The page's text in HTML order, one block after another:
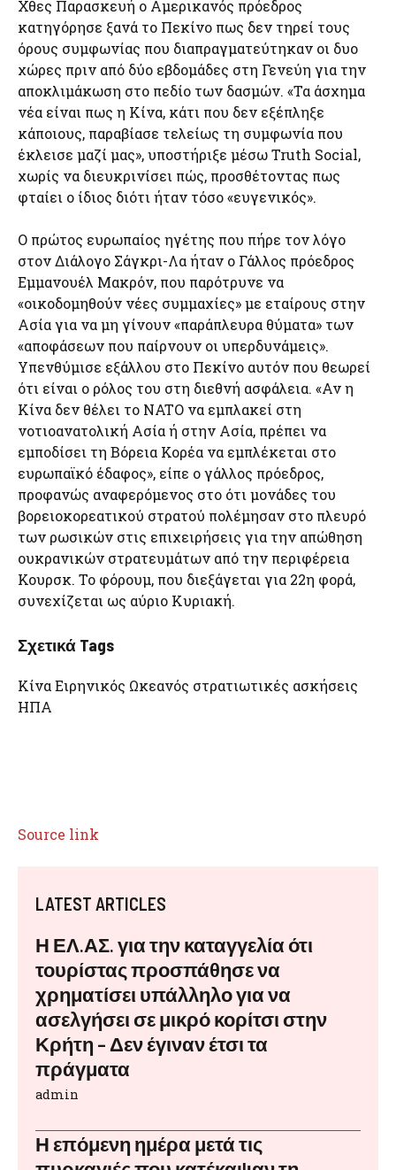
Χθες Παρασκευή ο Αμερικανός πρόεδρος
κατηγόρησε ξανά το Πεκίνο πως δεν τηρεί τους
όρους συμφωνίας που διαπραγματεύτηκαν οι δυο
χώρες πριν από δύο εβδομάδες στη Γενεύη για την
αποκλιμάκωση στο πεδίο των δασμών. «Τα άσχημα
νέα είναι πως η Κίνα, κάτι που δεν εξέπληξε
κάποιους, παραβίασε τελείως τη συμφωνία που
έκλεισε μαζί μας», υποστήριξε μέσω Truth Social,
χωρίς να διευκρινίσει πώς, προσθέτοντας πως
φταίει ο ίδιος διότι ήταν τόσο «ευγενικός».
Ο πρώτος ευρωπαίος ηγέτης που πήρε τον λόγο
στον Διάλογο Σάγκρι-Λα ήταν ο Γάλλος πρόεδρος
Εμμανουέλ Μακρόν, που παρότρυνε να
«οικοδομηθούν νέες συμμαχίες» με εταίρους στην
Ασία για να μη γίνουν «παράπλευρα θύματα» των
«αποφάσεων που παίρνουν οι υπερδυνάμεις».
Υπενθύμισε εξάλλου στο Πεκίνο αυτόν που θεωρεί
ότι είναι ο ρόλος του στη διεθνή ασφάλεια. «Αν η
Κίνα δεν θέλει το NATO να εμπλακεί στη
νοτιοανατολική Ασία ή στην Ασία, πρέπει να
εμποδίσει τη Βόρεια Κορέα να εμπλέκεται στο
ευρωπαϊκό έδαφος», είπε ο γάλλος πρόεδρος,
προφανώς αναφερόμενος στο ότι μονάδες του
βορειοκορεατικού στρατού πολέμησαν στο πλευρό
των ρωσικών στις επιχειρήσεις για την απώθηση
ουκρανικών στρατευμάτων από την περιφέρεια
Κουρσκ. Το φόρουμ, που διεξάγεται για 22η φορά,
συνεχίζεται ως αύριο Κυριακή.
Σχετικά Tags
Κίνα Ειρηνικός Ωκεανός στρατιωτικές ασκήσεις
ΗΠΑ
Source link
LATEST ARTICLES
Η ΕΛ.ΑΣ. για την καταγγελία ότι
τουρίστας προσπάθησε να
χρηματίσει υπάλληλο για να
ασελγήσει σε μικρό κορίτσι στην
Κρήτη – Δεν έγιναν έτσι τα
πράγματα
admin
Η επόμενη ημέρα μετά τις